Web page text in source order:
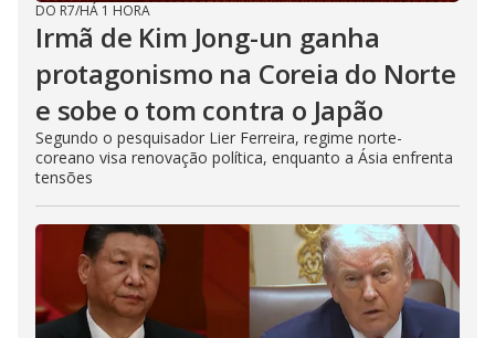
DO R7/HÁ 1 HORA
Irmã de Kim Jong-un ganha
protagonismo na Coreia do Norte
e sobe o tom contra o Japão
Segundo o pesquisador Lier Ferreira, regime norte-
coreano visa renovação política, enquanto a Ásia enfrenta
tensões